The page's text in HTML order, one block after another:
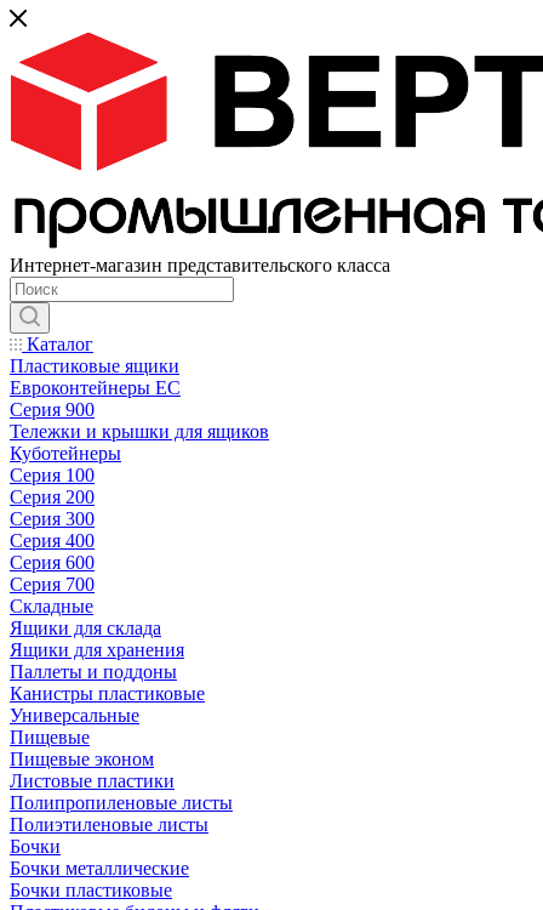
Интернет-магазин представительского класса
Каталог
Пластиковые ящики
Евроконтейнеры ЕС
Серия 900
Тележки и крышки для ящиков
Куботейнеры
Серия 100
Серия 200
Серия 300
Серия 400
Серия 600
Серия 700
Складные
Ящики для склада
Ящики для хранения
Паллеты и поддоны
Канистры пластиковые
Универсальные
Пищевые
Пищевые эконом
Листовые пластики
Полипропиленовые листы
Полиэтиленовые листы
Бочки
Бочки металлические
Бочки пластиковые